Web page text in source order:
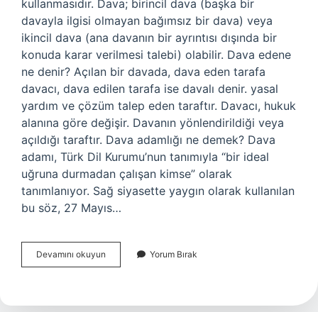
kullanmasıdır. Dava; birincil dava (başka bir
davayla ilgisi olmayan bağımsız bir dava) veya
ikincil dava (ana davanın bir ayrıntısı dışında bir
konuda karar verilmesi talebi) olabilir. Dava edene
ne denir? Açılan bir davada, dava eden tarafa
davacı, dava edilen tarafa ise davalı denir. yasal
yardım ve çözüm talep eden taraftır. Davacı, hukuk
alanına göre değişir. Davanın yönlendirildiği veya
açıldığı taraftır. Dava adamlığı ne demek? Dava
adamı, Türk Dil Kurumu’nun tanımıyla “bir ideal
uğruna durmadan çalışan kimse” olarak
tanımlanıyor. Sağ siyasette yaygın olarak kullanılan
bu söz, 27 Mayıs…
Devamını okuyun
Ne
Yorum Bırak